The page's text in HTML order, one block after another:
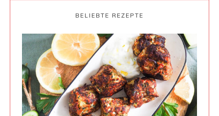
BELIEBTE REZEPTE